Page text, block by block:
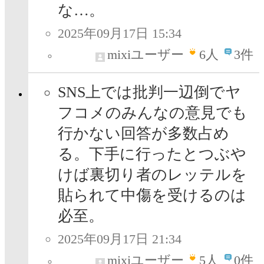
な…。
2025年09月17日 15:34
mixiユーザー
6人 3件
SNS上では批判一辺倒でヤ
フコメのみんなの意見でも
行かない回答が多数占め
る。下手に行ったとつぶや
けば裏切り者のレッテルを
貼られて中傷を受けるのは
必至。
2025年09月17日 21:34
mixiユーザー
5 人 0件